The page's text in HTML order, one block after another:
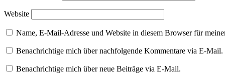
Website
Name, E-Mail-Adresse und Website in diesem Browser für
Benachrichtige mich über nachfolgende Kommentare via E-Mail.
Benachrichtige mich über neue Beiträge via E-Mail.